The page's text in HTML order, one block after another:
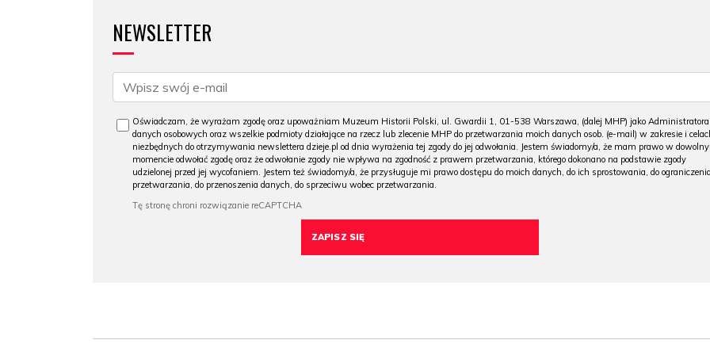
NEWSLETTER
Oświadczam, że wyrażam zgodę oraz upoważniam Muzeum Historii Polski, ul. Gwardii 1, 01-538 Warszawa, (dalej MHP) jako Administratora
danych osobowych oraz wszelkie podmioty działające na rzecz lub zlecenie MHP do przetwarzania moich danych osob. (e-mail) w zakresie i
niezbędnych do otrzymywania newslettera dzieje.pl od dnia wyrażenia tej zgody do jej odwołania. Jestem świadomy/a, że mam prawo w
momencie odwołać zgodę oraz że odwołanie zgody nie wpływa na zgodność z prawem przetwarzania, którego dokonano na podstawie zgody
udzielonej przed jej wycofaniem. Jestem też świadomy/a, że przysługuje mi prawo dostępu do moich danych, do ich sprostowania, do ograniczenia
przetwarzania, do przenoszenia danych, do sprzeciwu wobec przetwarzania.